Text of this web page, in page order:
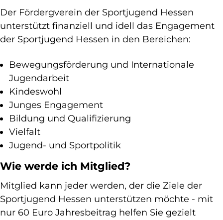
Der Fördergverein der Sportjugend Hessen
unterstützt finanziell und idell das Engagement
der Sportjugend Hessen in den Bereichen:
Bewegungsförderung und Internationale
Jugendarbeit
Kindeswohl
Junges Engagement
Bildung und Qualifizierung
Vielfalt
Jugend- und Sportpolitik
Wie werde ich Mitglied?
Mitglied kann jeder werden, der die Ziele der
Sportjugend Hessen unterstützen möchte - mit
nur 60 Euro Jahresbeitrag helfen Sie gezielt